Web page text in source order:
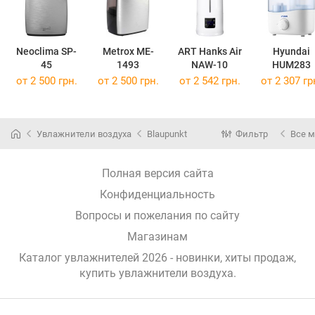
Neoclima SP-
45
Metrox ME-
1493
ART Hanks Air
NAW-10
Hyundai
HUM283
от 2 500 грн. от 2 500 грн. от 2 542 грн. от 2 307
Увлажнители воздуха Blaupunkt Фильтр Все
Полная версия сайта
Конфиденциальность
Вопросы и пожелания по сайту
Магазинам
Каталог увлажнителей 2026 - новинки, хиты продаж,
купить увлажнители воздуха.